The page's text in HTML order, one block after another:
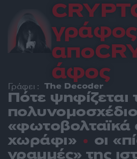
γράφος
άφος
Γράφει : The Decoder
Πότε ψηφίζεται
πολυνομοσχέδιο
«φωτοβολταϊκά
χωράφι» οι
γραμμές» της